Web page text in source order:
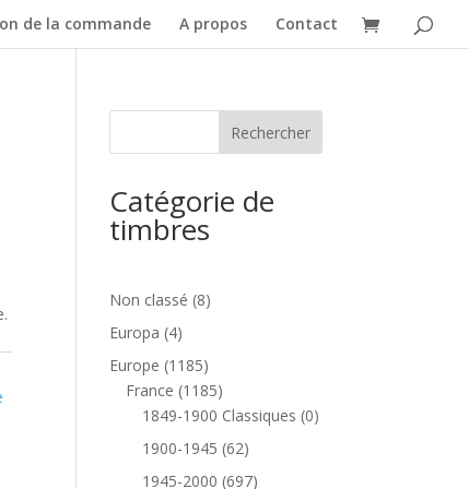
de la commande A propos Contact
Catégorie de
timbres
Non classé 88
Europa 44
produits
Europe 11851185
produits
France 11851185
produits
1849-1900 Classiques 00
1900-1945 6262
produits
1945-2000 697697